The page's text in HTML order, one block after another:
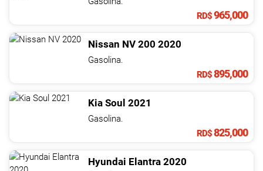
RD$965,000
Nissan NV 200 2020
Gasolina.
RD$895,000
Kia Soul 2021
Gasolina.
RD$825,000
Hyundai Elantra 2020